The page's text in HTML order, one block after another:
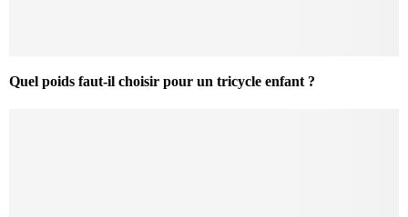
Quel poids faut-il choisir pour un tricycle enfant ?